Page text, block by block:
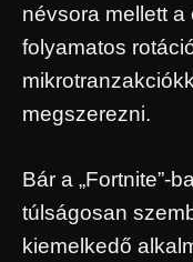
névsora mellett
folyamatos
megszerezni.
Bár a „Fortnite”-
túlságosan
kiemelkedő